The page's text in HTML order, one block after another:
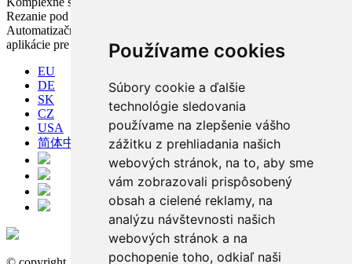
Používame cookies
Súbory cookie a ďalšie
technológie sledovania
používame na zlepšenie vášho
zážitku z prehliadania našich
webových stránok, na to, aby sme
vám zobrazovali prispôsobený
obsah a cielené reklamy, na
analýzu návštevnosti našich
webových stránok a na
pochopenie toho, odkiaľ naši
Rezanie pod uhlom, vŕtanie, zahlbovanie, popisovanie.
Automatizačné riešenia. CNC riadiace systémy a CAM. CAPP
aplikácie pre komplexné riadenie výroby
EU
DE
SK
CZ
USA
简体中文